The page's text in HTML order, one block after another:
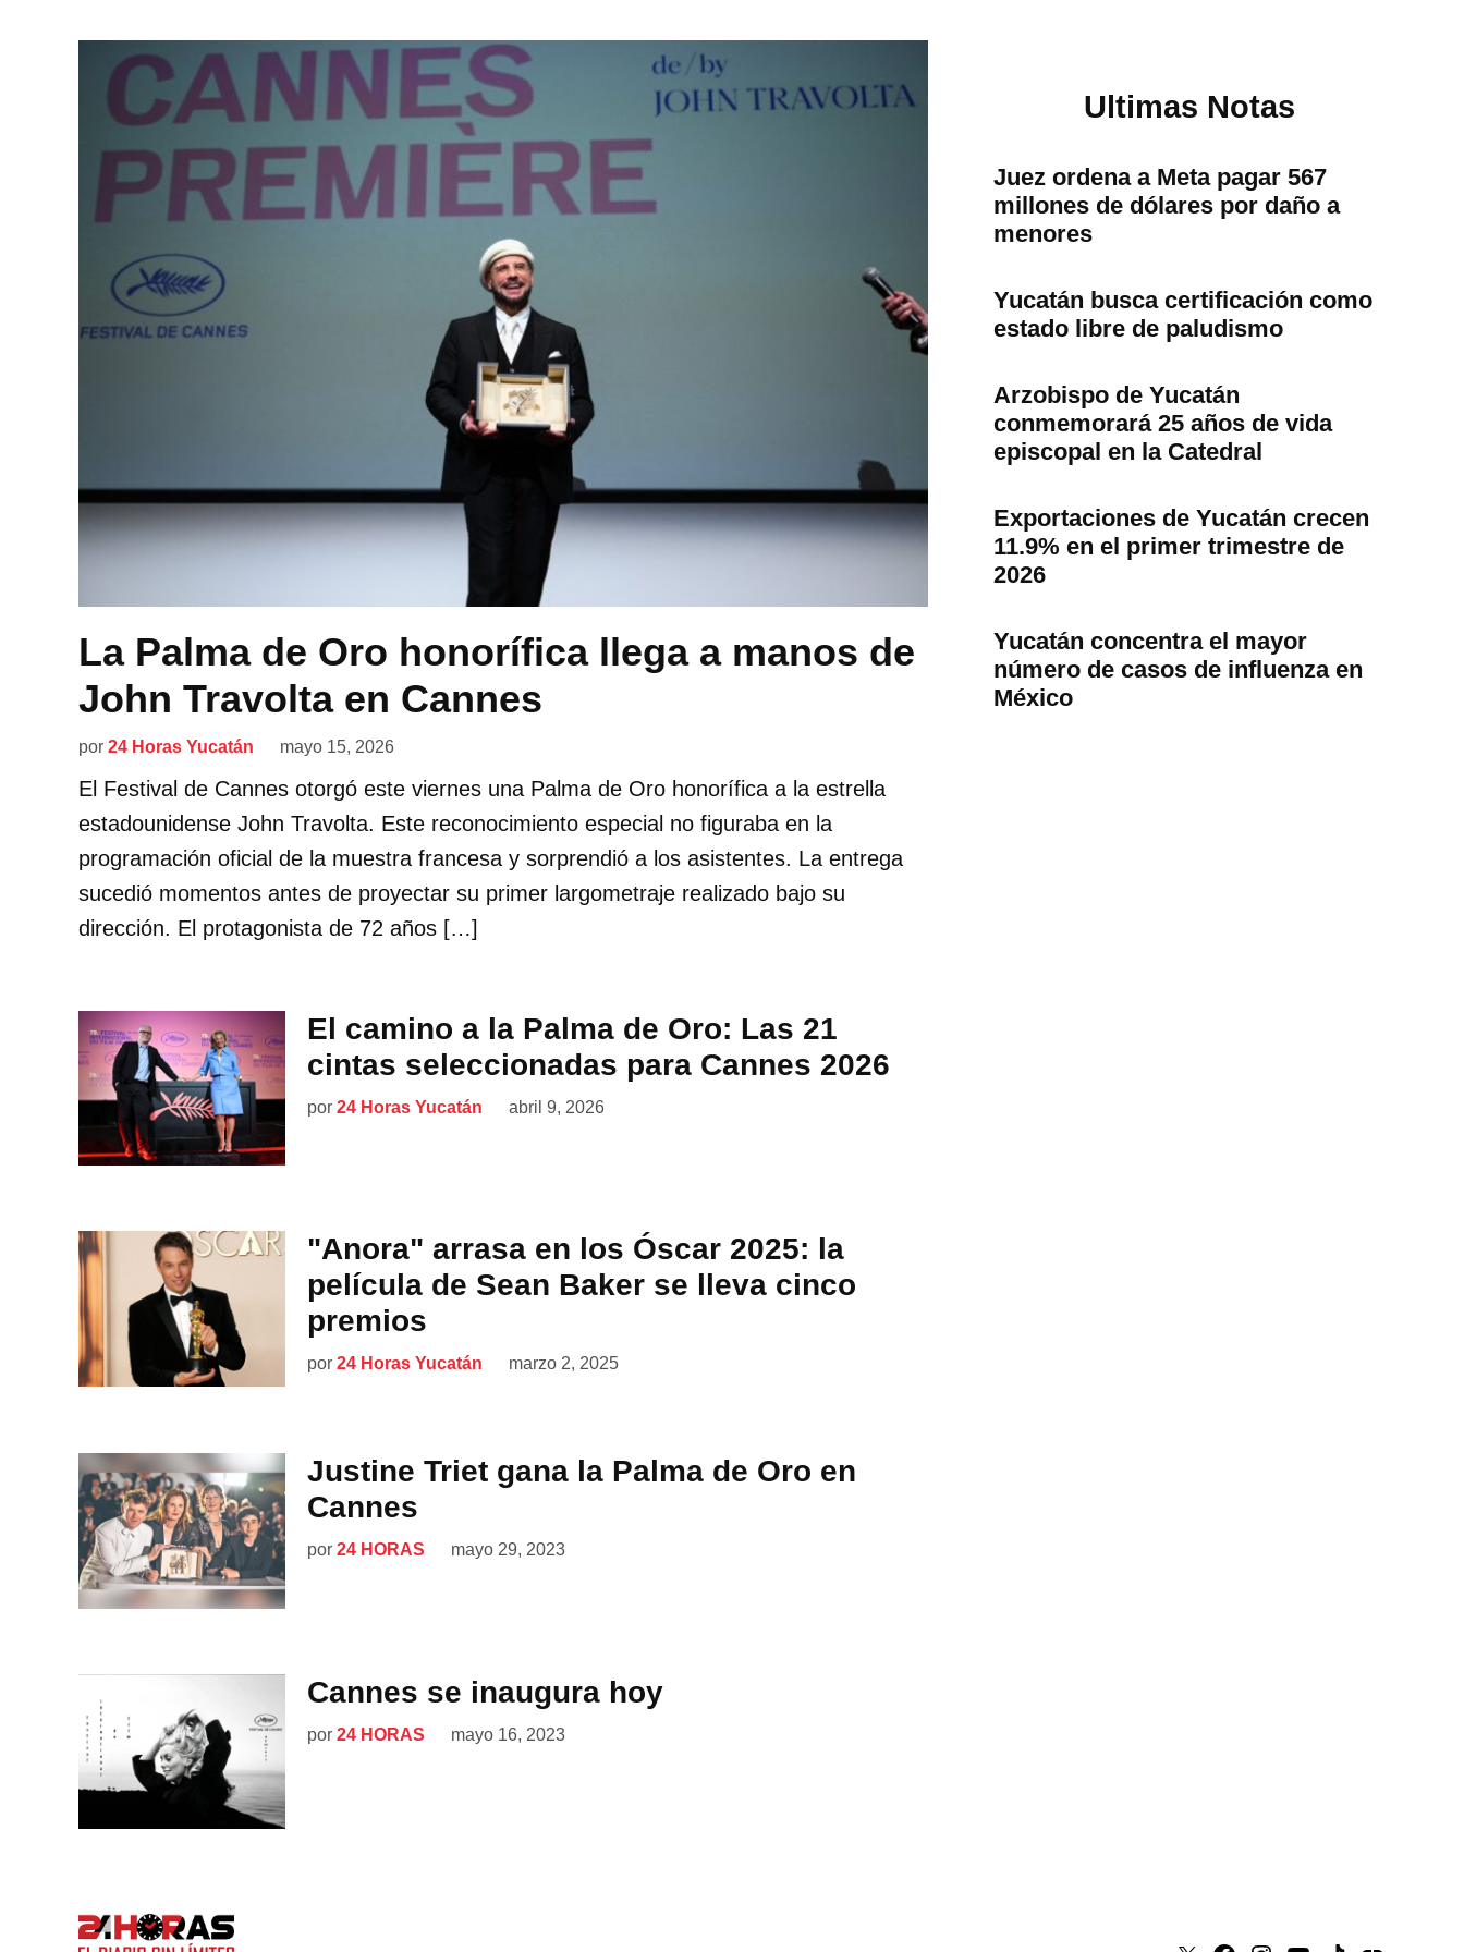
La Palma de Oro honorífica llega a manos de
John Travolta en Cannes
por 24 Horas Yucatán mayo 15, 2026
El Festival de Cannes otorgó este viernes una Palma de Oro honorífica a la estrella
estadounidense John Travolta. Este reconocimiento especial no figuraba en la
programación oficial de la muestra francesa y sorprendió a los asistentes. La entrega
sucedió momentos antes de proyectar su primer largometraje realizado bajo su
dirección. El protagonista de 72 años […]
El camino a la Palma de Oro: Las 21
cintas seleccionadas para Cannes 2026
por 24 Horas Yucatán abril 9, 2026
"Anora" arrasa en los Óscar 2025: la
película de Sean Baker se lleva cinco
premios
por 24 Horas Yucatán marzo 2, 2025
Justine Triet gana la Palma de Oro en
Cannes
por 24 HORAS mayo 29, 2023
Cannes se inaugura hoy
por 24 HORAS mayo 16, 2023
Ultimas Notas
Juez ordena a Meta pagar 567
millones de dólares por daño a
menores
Yucatán busca certificación como
estado libre de paludismo
Arzobispo de Yucatán
conmemorará 25 años de vida
episcopal en la Catedral
Exportaciones de Yucatán crecen
11.9% en el primer trimestre de
2026
Yucatán concentra el mayor
número de casos de influenza en
México